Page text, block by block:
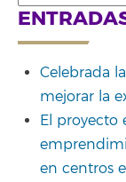
for:
Celebrada
mejorar la
El proyecto
en centros